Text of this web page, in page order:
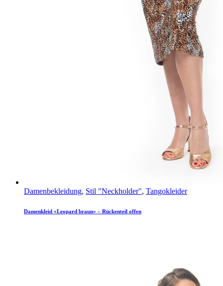
Damenbekleidung, Stil "Neckholder", Tangokleider
Damenkleid «Leopard braun» – Rückenteil offen